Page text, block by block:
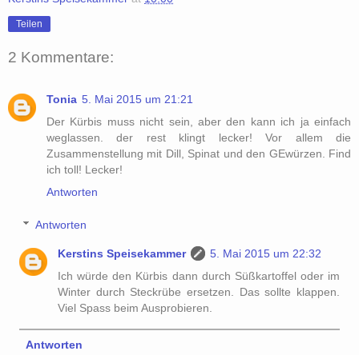
Teilen
2 Kommentare:
Tonia 5. Mai 2015 um 21:21
Der Kürbis muss nicht sein, aber den kann ich ja einfach
weglassen. der rest klingt lecker! Vor allem die
Zusammenstellung mit Dill, Spinat und den GEwürzen. Find
ich toll! Lecker!
Antworten
Antworten
Kerstins Speisekammer
5. Mai 2015 um 22:32
Ich würde den Kürbis dann durch Süßkartoffel oder im
Winter durch Steckrübe ersetzen. Das sollte klappen.
Viel Spass beim Ausprobieren.
Antworten